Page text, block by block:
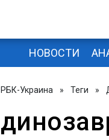
НОВОСТИ
РБК-Украина » Теги »